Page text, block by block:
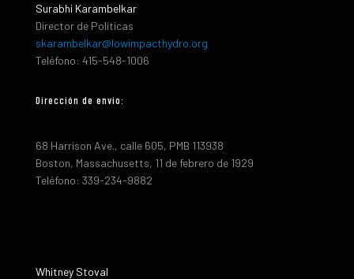
Surabhi Karambelkar
Director de Políticas
skarambelkar@lowimpacthydro.org
Teléfono: 415-548-1006
Dirección de envio:
68 Harrison Ave., calle 605, PMB 113938
Boston, Massachusetts, 11 de febrero de 1929
Teléfono: 339-234-9882
Whitney Stoval